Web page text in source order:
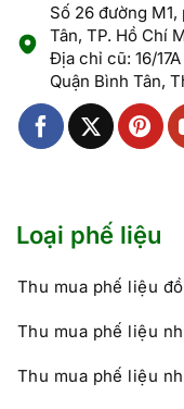
Số 26 đường
Tân, TP. Hồ Chí
Địa chỉ cũ: 16/
Quận Bình Tân,
Loại phế liệu
Thu mua phế liệu
Thu mua phế liệu
Thu mua phế liệu